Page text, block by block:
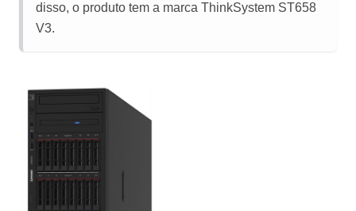
disso, o produto tem a marca ThinkSystem ST658
V3.